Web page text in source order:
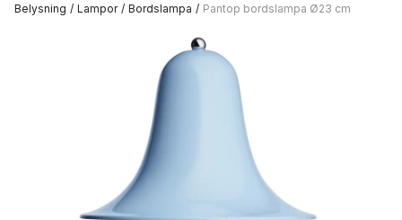
Belysning / Lampor / Bordslampa / Pantop bordslampa Ø23 cm